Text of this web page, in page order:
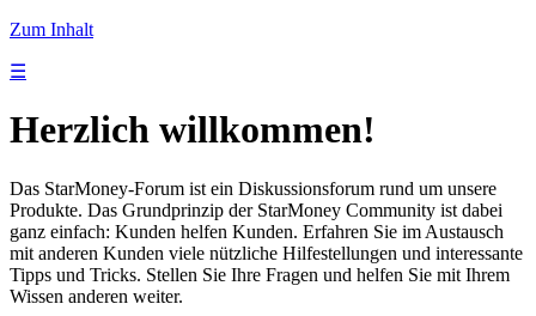
Zum Inhalt
☰
Herzlich willkommen!
Das StarMoney-Forum ist ein Diskussionsforum rund um unsere
Produkte. Das Grundprinzip der StarMoney Community ist dabei
ganz einfach: Kunden helfen Kunden. Erfahren Sie im Austausch
mit anderen Kunden viele nützliche Hilfestellungen und interessante
Tipps und Tricks. Stellen Sie Ihre Fragen und helfen Sie mit Ihrem
Wissen anderen weiter.